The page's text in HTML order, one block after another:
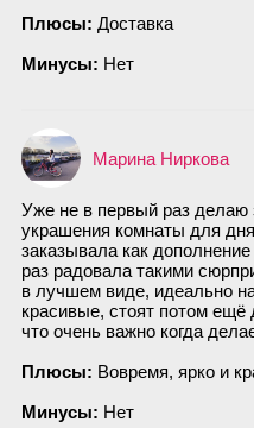
Плюсы: Доставка
Минусы: Нет
Марина Ниркова
Уже не в первый раз
украшения комнаты для
заказывала как
раз радовала такими
в лучшем виде, идеально
красивые, стоят потом ещё
что очень важно когда
Плюсы: Вовремя, ярко и
Минусы: Нет